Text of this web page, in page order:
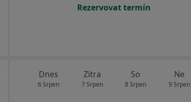
Rezervovat termín
Dnes
6 Srpen
Zítra
7 Srpen
So
8 Srpen
Ne
9 Srpen